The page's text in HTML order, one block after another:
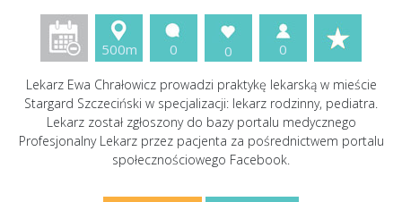
500m 0 0 0
Lekarz Ewa Chrałowicz prowadzi praktykę lekarską w mieście
Stargard Szczeciński w specjalizacji: lekarz rodzinny, pediatra.
Lekarz został zgłoszony do bazy portalu medycznego
Profesjonalny Lekarz przez pacjenta za pośrednictwem portalu
społecznościowego Facebook.